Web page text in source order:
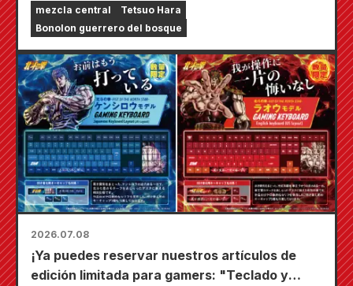
mezcla central
Tetsuo Hara
Bonolon guerrero del bosque
2026.07.08
¡Ya puedes reservar nuestros artículos de
edición limitada para gamers: "Teclado y